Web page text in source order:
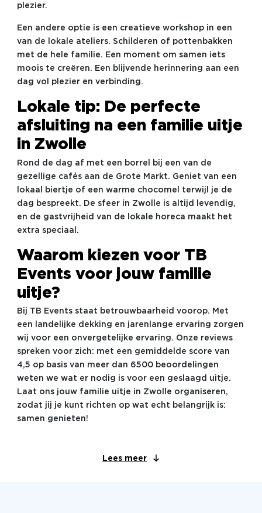
plezier.
Een andere optie is een creatieve workshop in een
van de lokale ateliers. Schilderen of pottenbakken
met de hele familie. Een moment om samen iets
moois te creëren. Een blijvende herinnering aan een
dag vol plezier en verbinding.
Lokale tip: De perfecte
afsluiting na een familie uitje
in Zwolle
Rond de dag af met een borrel bij een van de
gezellige cafés aan de Grote Markt. Geniet van een
lokaal biertje of een warme chocomel terwijl je de
dag bespreekt. De sfeer in Zwolle is altijd levendig,
en de gastvrijheid van de lokale horeca maakt het
extra speciaal.
Waarom kiezen voor TB
Events voor jouw familie
uitje?
Bij TB Events staat betrouwbaarheid voorop. Met
een landelijke dekking en jarenlange ervaring zorgen
wij voor een onvergetelijke ervaring. Onze reviews
spreken voor zich: met een gemiddelde score van
4,5 op basis van meer dan 6500 beoordelingen
weten we wat er nodig is voor een geslaagd uitje.
Laat ons jouw familie uitje in Zwolle organiseren,
zodat jij je kunt richten op wat echt belangrijk is:
samen genieten!
Lees meer